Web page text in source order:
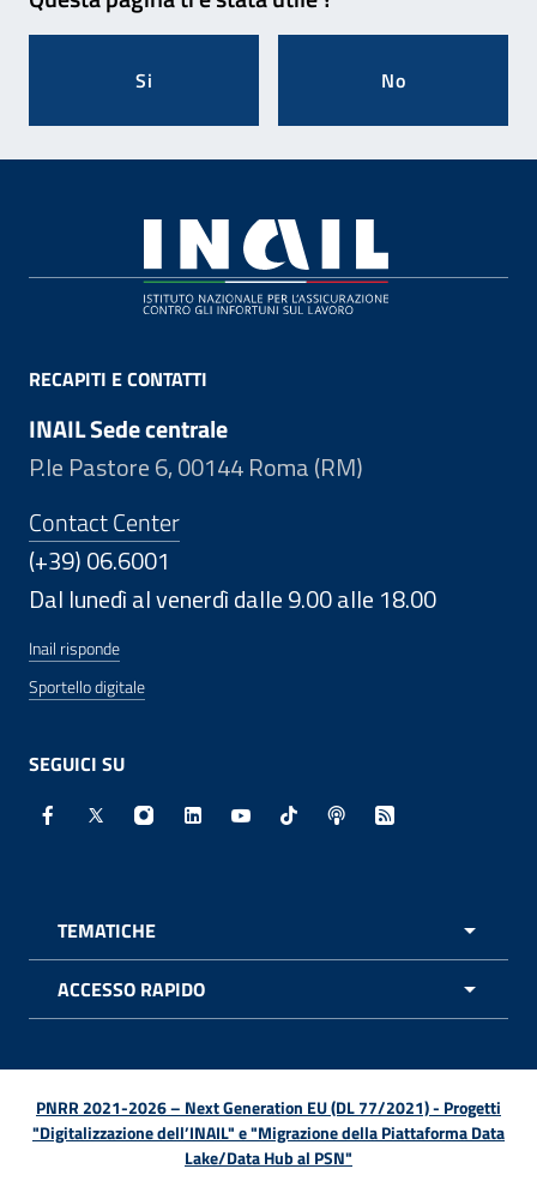
Si No
RECAPITI E CONTATTI
INAIL Sede centrale
P.le Pastore 6, 00144 Roma (RM)
Contact Center
(+39) 06.6001
Dal lunedì al venerdì dalle 9.00 alle 18.00
Inail risponde
Sportello digitale
SEGUICI SU
Facebook - Sito esterno - Apertura in nuova finestra
X - Sito esterno - Apertura in nuova finestra
Instagram - Sito esterno - Apertura in
Linkedin - Sito esterno - Apertura in
Youtube - Sito esterno -
TikTok - Sito esterno -
Spreaker - Sito
Feed RSS -
TEMATICHE
ACCESSO RAPIDO
PNRR 2021-2026 – Next Generation EU (DL 77/2021) - Progetti
"Digitalizzazione dell’INAIL" e "Migrazione della Piattaforma Data
Lake/Data Hub al PSN"